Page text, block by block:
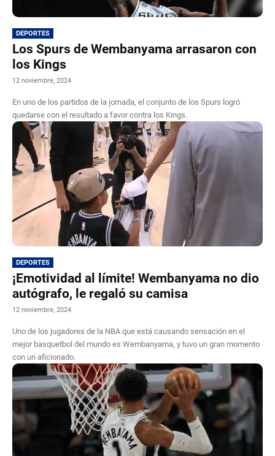
DEPORTES
Los Spurs de Wembanyama arrasaron con
los Kings
12 noviembre, 2024
En uno de los partidos de la jornada, el conjunto de los Spurs logró
quedarse con el resultado a favor contra los Kings.
DEPORTES
¡Emotividad al límite! Wembanyama no dio
autógrafo, le regaló su camisa
12 noviembre, 2024
Uno de los jugadores de la NBA que está causando sensación en el
mejor basquetbol del mundo es Wembanyama, y tuvo un gran momento
con un aficionado.